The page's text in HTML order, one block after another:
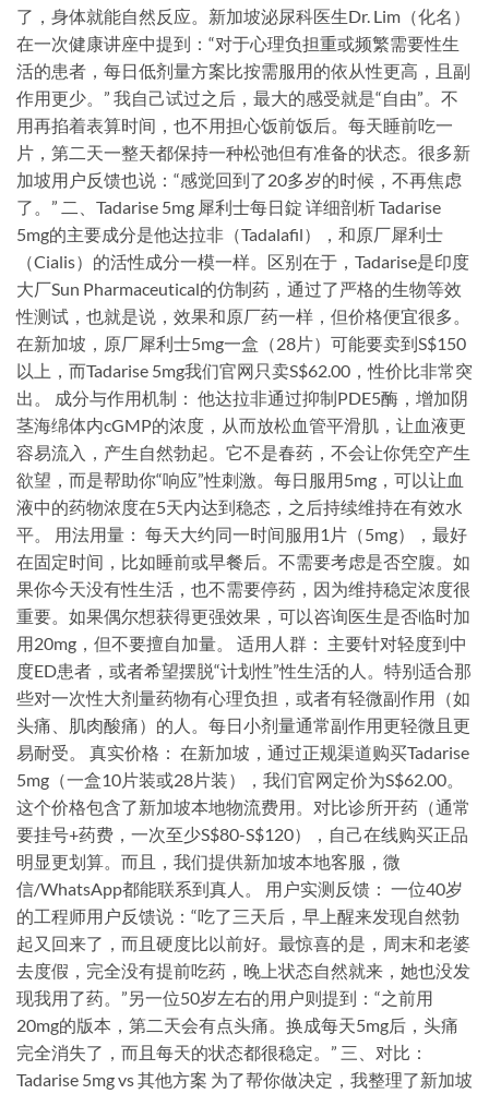
了，身体就能自然反应。新加坡泌尿科医生Dr. Lim（化名）
在一次健康讲座中提到：“对于心理负担重或频繁需要性生
活的患者，每日低剂量方案比按需服用的依从性更高，且副
作用更少。” 我自己试过之后，最大的感受就是“自由”。不
用再掐着表算时间，也不用担心饭前饭后。每天睡前吃一
片，第二天一整天都保持一种松弛但有准备的状态。很多新
加坡用户反馈也说：“感觉回到了20多岁的时候，不再焦虑
了。” 二、Tadarise 5mg 犀利士每日錠 详细剖析 Tadarise
5mg的主要成分是他达拉非（Tadalafil），和原厂犀利士
（Cialis）的活性成分一模一样。区别在于，Tadarise是印度
大厂Sun Pharmaceutical的仿制药，通过了严格的生物等效
性测试，也就是说，效果和原厂药一样，但价格便宜很多。
在新加坡，原厂犀利士5mg一盒（28片）可能要卖到S$150
以上，而Tadarise 5mg我们官网只卖S$62.00，性价比非常突
出。 成分与作用机制： 他达拉非通过抑制PDE5酶，增加阴
茎海绵体内cGMP的浓度，从而放松血管平滑肌，让血液更
容易流入，产生自然勃起。它不是春药，不会让你凭空产生
欲望，而是帮助你“响应”性刺激。每日服用5mg，可以让血
液中的药物浓度在5天内达到稳态，之后持续维持在有效水
平。 用法用量： 每天大约同一时间服用1片（5mg），最好
在固定时间，比如睡前或早餐后。不需要考虑是否空腹。如
果你今天没有性生活，也不需要停药，因为维持稳定浓度很
重要。如果偶尔想获得更强效果，可以咨询医生是否临时加
用20mg，但不要擅自加量。 适用人群： 主要针对轻度到中
度ED患者，或者希望摆脱“计划性”性生活的人。特别适合那
些对一次性大剂量药物有心理负担，或者有轻微副作用（如
头痛、肌肉酸痛）的人。每日小剂量通常副作用更轻微且更
易耐受。 真实价格： 在新加坡，通过正规渠道购买Tadarise
5mg（一盒10片装或28片装），我们官网定价为S$62.00。
这个价格包含了新加坡本地物流费用。对比诊所开药（通常
要挂号+药费，一次至少S$80-S$120），自己在线购买正品
明显更划算。而且，我们提供新加坡本地客服，微
信/WhatsApp都能联系到真人。 用户实测反馈： 一位40岁
的工程师用户反馈说：“吃了三天后，早上醒来发现自然勃
起又回来了，而且硬度比以前好。最惊喜的是，周末和老婆
去度假，完全没有提前吃药，晚上状态自然就来，她也没发
现我用了药。”另一位50岁左右的用户则提到：“之前用
20mg的版本，第二天会有点头痛。换成每天5mg后，头痛
完全消失了，而且每天的状态都很稳定。” 三、对比：
Tadarise 5mg vs 其他方案 为了帮你做决定，我整理了新加坡